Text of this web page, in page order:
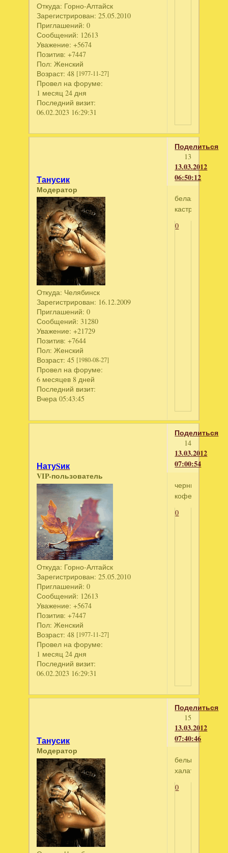
Откуда: Горно-Алтайск
Зарегистрирован: 25.05.2010
Приглашений: 0
Сообщений: 12613
Уважение: +5674
Позитив: +7447
Пол: Женский
Возраст: 48 [1977-11-27]
Провел на форуме:
1 месяц 24 дня
Последний визит:
06.02.2023 16:29:31
Поделиться
13
13.03.2012
06:50:12
Танусик
Модератор
Откуда: Челябинск
Зарегистрирован: 16.12.2009
Приглашений: 0
Сообщений: 31280
Уважение: +21729
Позитив: +7644
Пол: Женский
Возраст: 45 [1980-08-27]
Провел на форуме:
6 месяцев 8 дней
Последний визит:
Вчера 05:43:45
белая
кастрюля
0
Поделиться
14
13.03.2012
07:00:54
НатуSик
VIP-пользователь
Откуда: Горно-Алтайск
Зарегистрирован: 25.05.2010
Приглашений: 0
Сообщений: 12613
Уважение: +5674
Позитив: +7447
Пол: Женский
Возраст: 48 [1977-11-27]
Провел на форуме:
1 месяц 24 дня
Последний визит:
06.02.2023 16:29:31
черный
кофе
0
Поделиться
15
13.03.2012
07:40:46
Танусик
Модератор
белый
халат
0